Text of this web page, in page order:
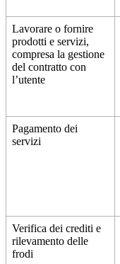
Lavorare o fornire
prodotti e servizi,
compresa la gestione
del contratto con
l’utente
Pagamento dei
servizi
Verifica dei crediti e
rilevamento delle
frodi